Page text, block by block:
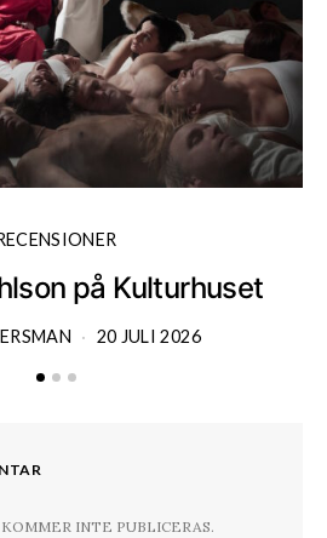
på Kulturhuset
20 JULI 2026
INTE PUBLICERAS.